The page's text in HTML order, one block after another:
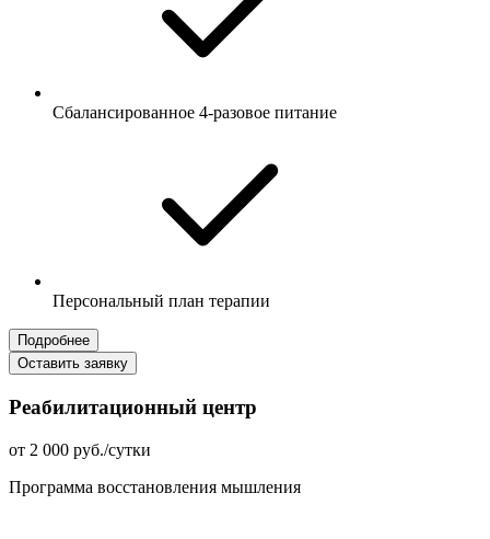
Сбалансированное 4-разовое питание
Персональный план терапии
Подробнее
Оставить заявку
Реабилитационный центр
от 2 000 руб./сутки
Программа восстановления мышления